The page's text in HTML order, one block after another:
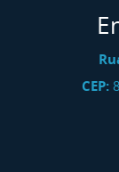
CEP: